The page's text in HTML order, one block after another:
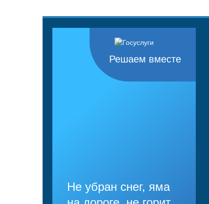
Решаем вместе
Не убран снег, яма